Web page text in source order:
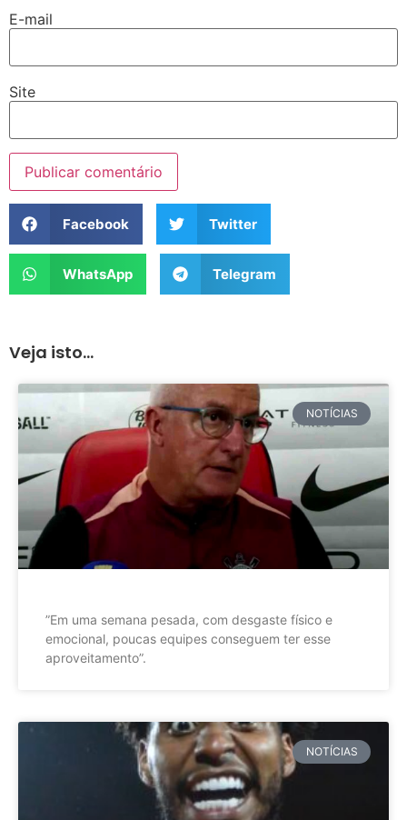
E-mail
Site
Facebook Twitter
WhatsApp Telegram
Veja isto...
NOTÍCIAS
”Em uma semana pesada, com desgaste físico e
emocional, poucas equipes conseguem ter esse
aproveitamento”.
NOTÍCIAS